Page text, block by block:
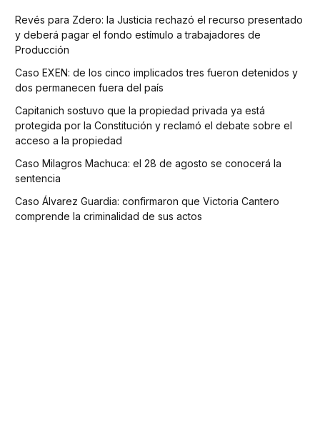
Revés para Zdero: la Justicia rechazó el recurso presentado
y deberá pagar el fondo estímulo a trabajadores de
Producción
Caso EXEN: de los cinco implicados tres fueron detenidos y
dos permanecen fuera del país
Capitanich sostuvo que la propiedad privada ya está
protegida por la Constitución y reclamó el debate sobre el
acceso a la propiedad
Caso Milagros Machuca: el 28 de agosto se conocerá la
sentencia
Caso Álvarez Guardia: confirmaron que Victoria Cantero
comprende la criminalidad de sus actos